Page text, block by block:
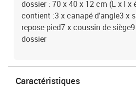
dossier : 70 x 40 x 12 cm (L x l x
contient :3 x canapé d'angle3 x
repose-pied7 x coussin de
dossier
Caractéristiques